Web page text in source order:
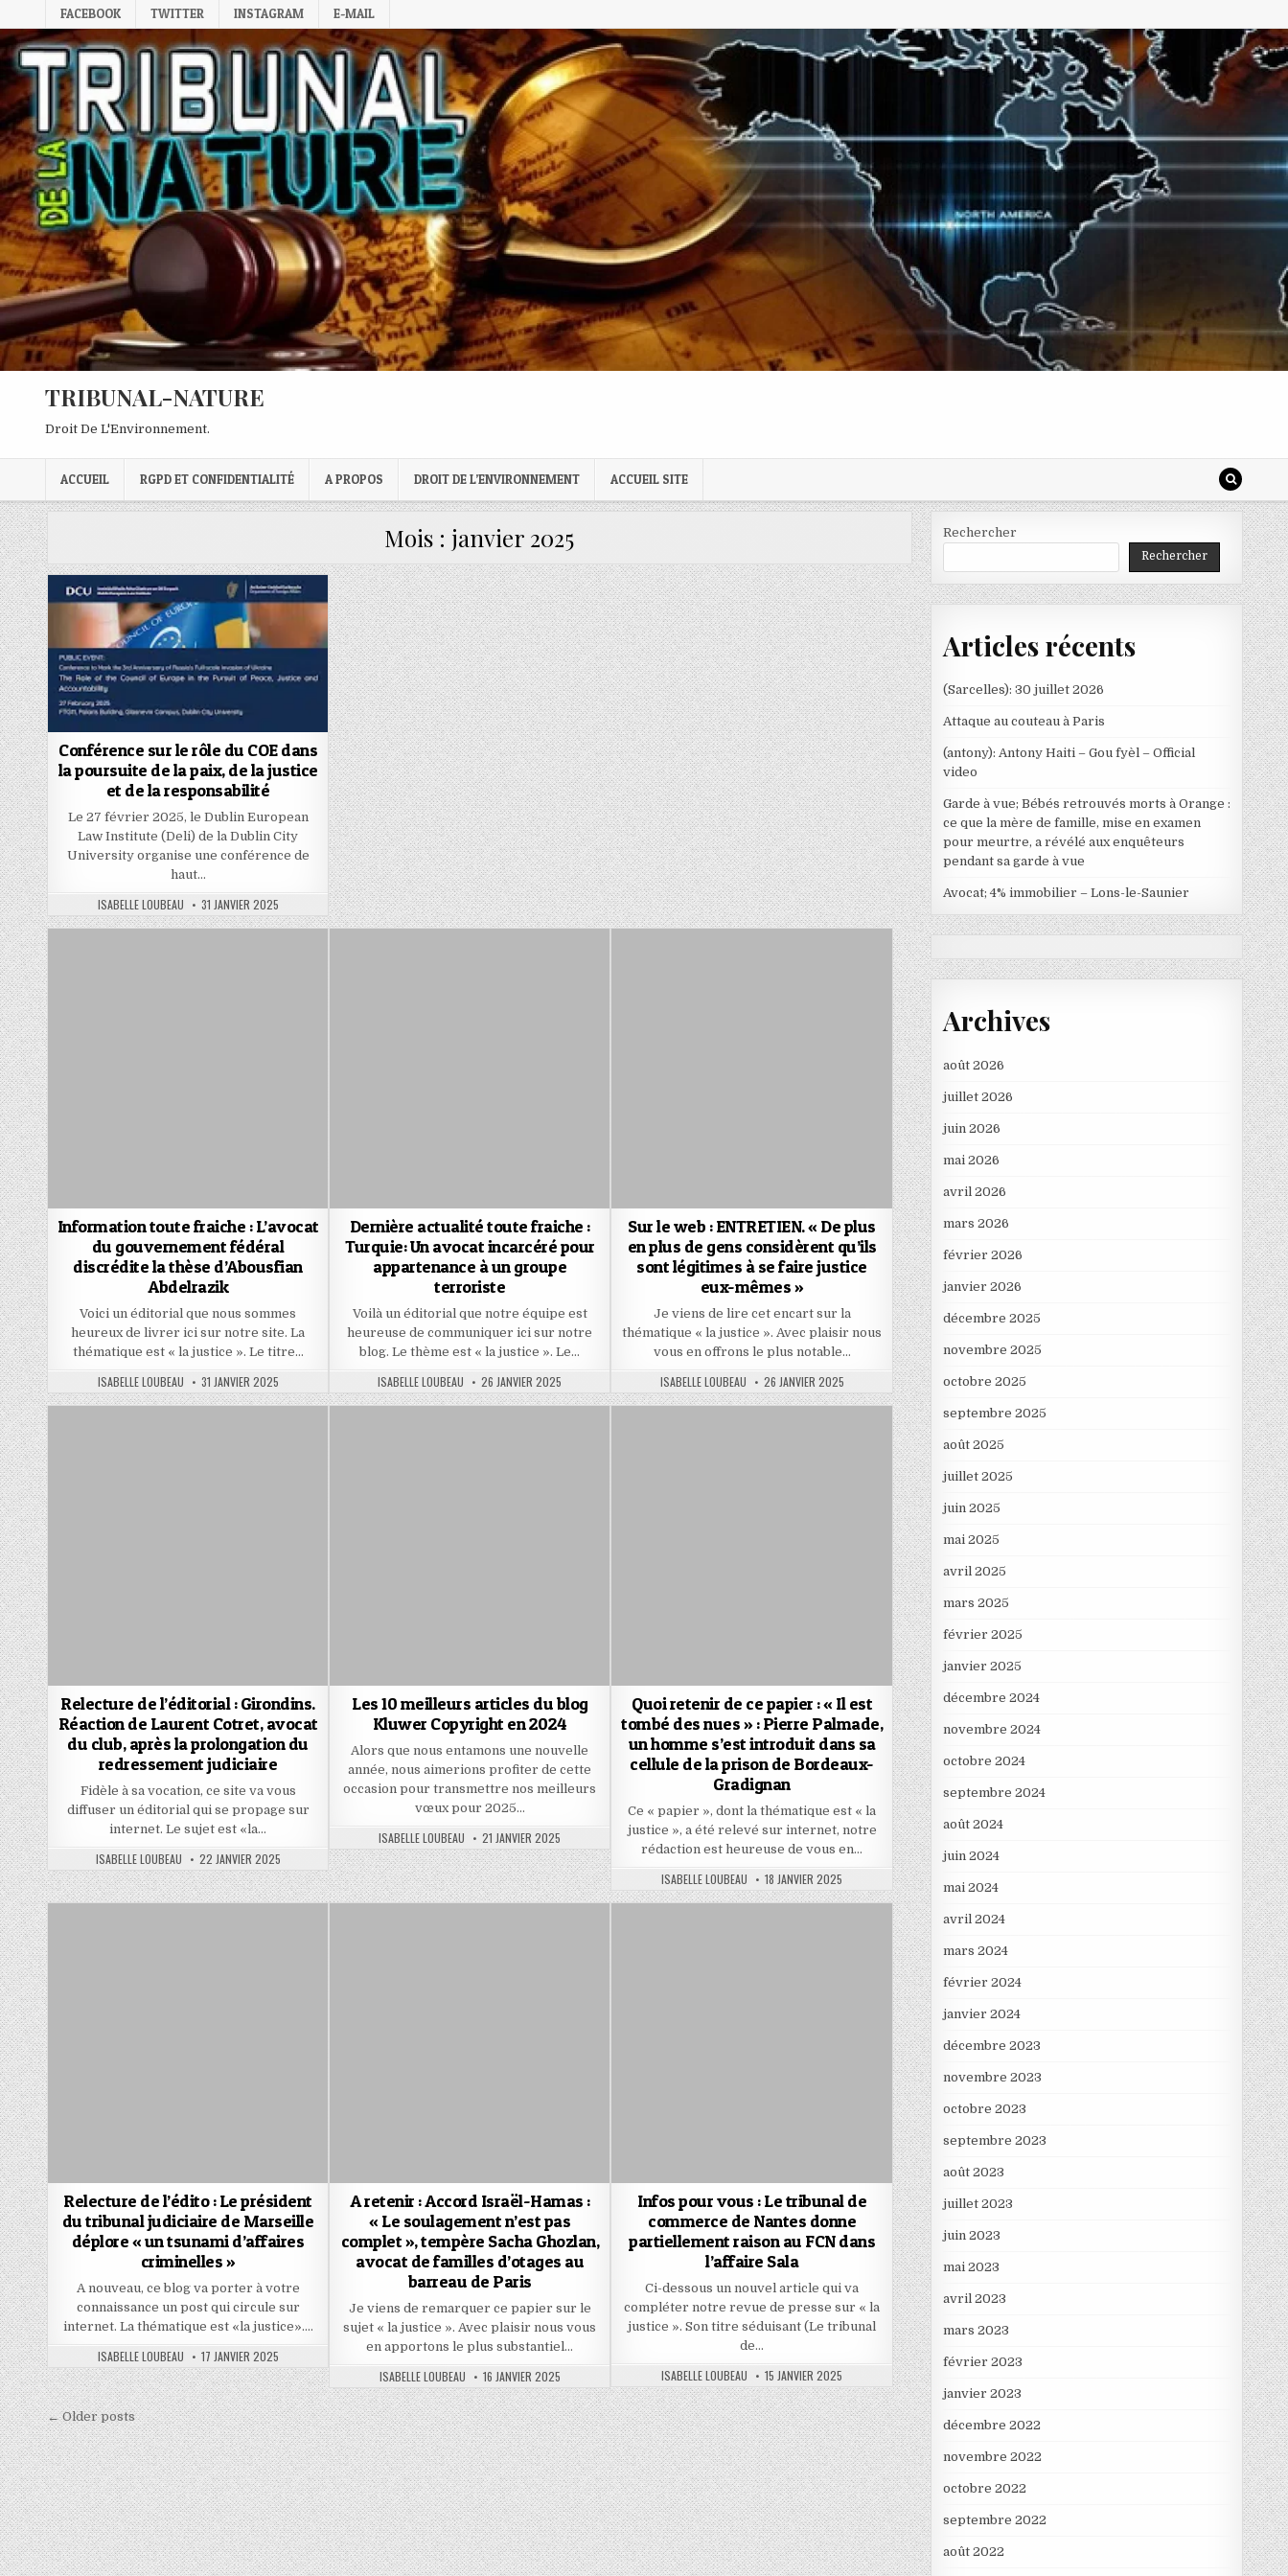
to
content
FACEBOOK TWITTER INSTAGRAM E-MAIL
TRIBUNAL-NATURE
Droit De L'Environnement.
ACCUEIL RGPD ET CONFIDENTIALITÉ A PROPOS DROIT DE L’ENVIRONNEMENT ACCUEIL SITE
Mois : janvier 2025
Conférence sur le rôle du COE dans
la poursuite de la paix, de la justice
et de la responsabilité
Le 27 février 2025, le Dublin European
Law Institute (Deli) de la Dublin City
University organise une conférence de
haut…
AUTHOR:
ISABELLE LOUBEAU PUBLISHED
DATE:
31 JANVIER 2025
Information toute fraiche : L’avocat
du gouvernement fédéral
discrédite la thèse d’Abousfian
Abdelrazik
Voici un éditorial que nous sommes
heureux de livrer ici sur notre site. La
thématique est « la justice ». Le titre…
AUTHOR:
ISABELLE LOUBEAU PUBLISHED
DATE:
31 JANVIER 2025
Dernière actualité toute fraiche :
Turquie: Un avocat incarcéré pour
appartenance à un groupe
terroriste
Voilà un éditorial que notre équipe est
heureuse de communiquer ici sur notre
blog. Le thème est « la justice ». Le…
AUTHOR:
ISABELLE LOUBEAU PUBLISHED
DATE:
26 JANVIER 2025
Sur le web : ENTRETIEN. « De plus
en plus de gens considèrent qu’ils
sont légitimes à se faire justice
eux-mêmes »
Je viens de lire cet encart sur la
thématique « la justice ». Avec plaisir nous
vous en offrons le plus notable…
AUTHOR:
ISABELLE LOUBEAU PUBLISHED
DATE:
26 JANVIER 2025
Relecture de l’éditorial : Girondins.
Réaction de Laurent Cotret, avocat
du club, après la prolongation du
redressement judiciaire
Fidèle à sa vocation, ce site va vous
diffuser un éditorial qui se propage sur
internet. Le sujet est «la…
AUTHOR:
ISABELLE LOUBEAU PUBLISHED
DATE:
22 JANVIER 2025
Les 10 meilleurs articles du blog
Kluwer Copyright en 2024
Alors que nous entamons une nouvelle
année, nous aimerions profiter de cette
occasion pour transmettre nos meilleurs
vœux pour 2025…
AUTHOR:
ISABELLE LOUBEAU PUBLISHED
DATE:
21 JANVIER 2025
Quoi retenir de ce papier : « Il est
tombé des nues » : Pierre Palmade,
un homme s’est introduit dans sa
cellule de la prison de Bordeaux-
Gradignan
Ce « papier », dont la thématique est « la
justice », a été relevé sur internet, notre
rédaction est heureuse de vous en…
AUTHOR:
ISABELLE LOUBEAU PUBLISHED
DATE:
18 JANVIER 2025
Relecture de l’édito : Le président
du tribunal judiciaire de Marseille
déplore « un tsunami d’affaires
criminelles »
A nouveau, ce blog va porter à votre
connaissance un post qui circule sur
internet. La thématique est «la justice»….
AUTHOR:
ISABELLE LOUBEAU PUBLISHED
DATE:
17 JANVIER 2025
A retenir : Accord Israël-Hamas :
« Le soulagement n’est pas
complet », tempère Sacha Ghozlan,
avocat de familles d’otages au
barreau de Paris
Je viens de remarquer ce papier sur le
sujet « la justice ». Avec plaisir nous vous
en apportons le plus substantiel…
AUTHOR:
ISABELLE LOUBEAU PUBLISHED
DATE:
16 JANVIER 2025
Infos pour vous : Le tribunal de
commerce de Nantes donne
partiellement raison au FCN dans
l’affaire Sala
Ci-dessous un nouvel article qui va
compléter notre revue de presse sur « la
justice ». Son titre séduisant (Le tribunal
de…
AUTHOR:
ISABELLE LOUBEAU PUBLISHED
DATE:
15 JANVIER 2025
Navigation
des
articles
← Older posts
Rechercher
Rechercher
Articles récents
(Sarcelles): 30 juillet 2026
Attaque au couteau à Paris
(antony): Antony Haiti – Gou fyèl – Official
video
Garde à vue; Bébés retrouvés morts à Orange :
ce que la mère de famille, mise en examen
pour meurtre, a révélé aux enquêteurs
pendant sa garde à vue
Avocat; 4% immobilier – Lons-le-Saunier
Archives
août 2026
juillet 2026
juin 2026
mai 2026
avril 2026
mars 2026
février 2026
janvier 2026
décembre 2025
novembre 2025
octobre 2025
septembre 2025
août 2025
juillet 2025
juin 2025
mai 2025
avril 2025
mars 2025
février 2025
janvier 2025
décembre 2024
novembre 2024
octobre 2024
septembre 2024
août 2024
juin 2024
mai 2024
avril 2024
mars 2024
février 2024
janvier 2024
décembre 2023
novembre 2023
octobre 2023
septembre 2023
août 2023
juillet 2023
juin 2023
mai 2023
avril 2023
mars 2023
février 2023
janvier 2023
décembre 2022
novembre 2022
octobre 2022
septembre 2022
août 2022